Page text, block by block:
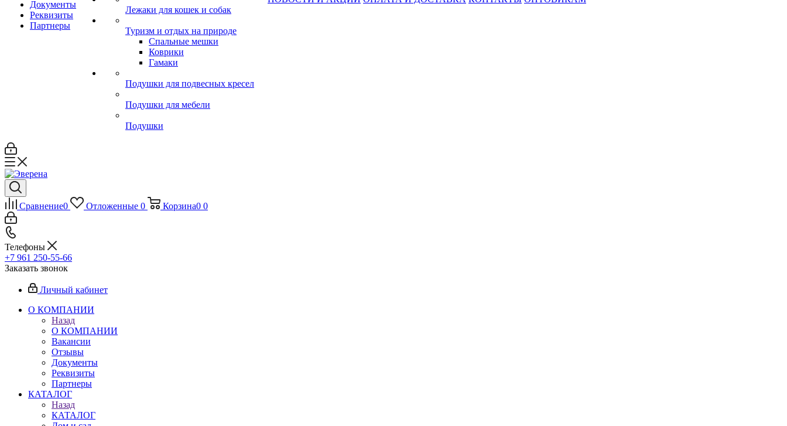
Документы
Реквизиты
Партнеры
Лежаки для кошек и собак
Туризм и отдых на природе
Спальные мешки
Коврики
Гамаки
Подушки для подвесных кресел
Подушки для мебели
Подушки
Сравнение0 Отложенные 0 Корзина0 0
Телефоны
+7 961 250-55-66
Заказать звонок
Личный кабинет
О КОМПАНИИ
Назад
О КОМПАНИИ
Вакансии
Отзывы
Документы
Реквизиты
Партнеры
КАТАЛОГ
Назад
КАТАЛОГ